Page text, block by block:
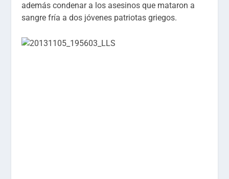
además condenar a los asesinos que mataron a
sangre fría a dos jóvenes patriotas griegos.